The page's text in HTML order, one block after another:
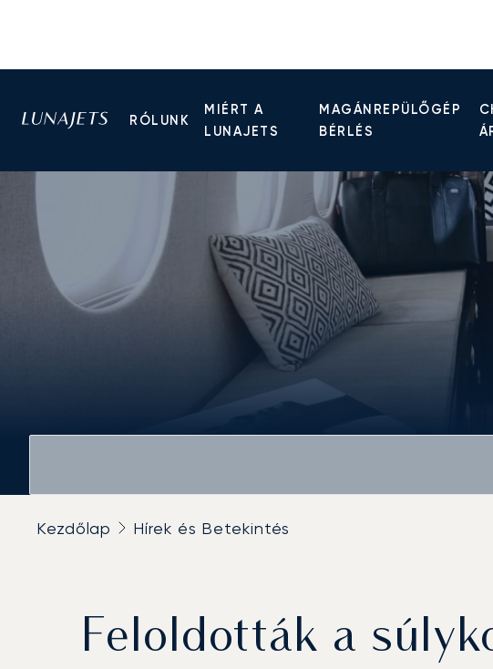
RÓLUNK
MIÉRT A
LUNAJETS
MAGÁNREPÜLŐGÉP
BÉRLÉS
Kezdőlap Hírek és Betekintés
Feloldották a